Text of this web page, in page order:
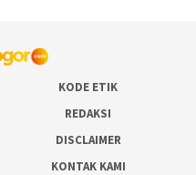
KODE ETIK
REDAKSI
DISCLAIMER
KONTAK KAMI